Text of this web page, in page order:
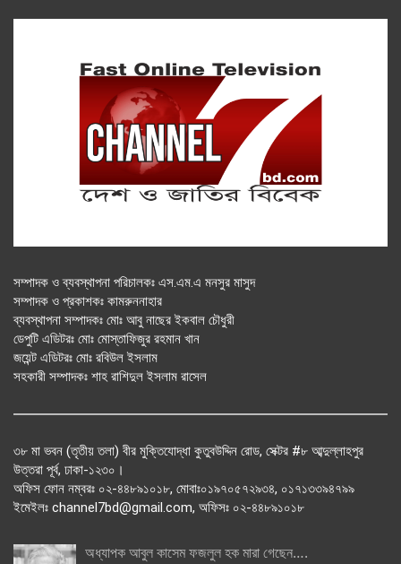
সম্পাদক ও ব্যবস্থাপনা পরিচালকঃ এস.এম.এ মনসুর মাসুদ
সম্পাদক ও প্রকাশকঃ কামরুননাহার
ব্যবস্থাপনা সম্পাদকঃ মোঃ আবু নাছের ইকবাল চৌধুরী
ডেপুটি এডিটরঃ মোঃ মোস্তাফিজুর রহমান খান
জয়েন্ট এডিটরঃ মোঃ রবিউল ইসলাম
সহকারী সম্পাদকঃ শাহ রাশিদুল ইসলাম রাসেল
৩৮ মা ভবন (তৃতীয় তলা) বীর মুক্তিযোদ্ধা কুতুবউদ্দিন রোড, সেক্টর #৮ আব্দুল্লাহপুর
উত্তরা পূর্ব, ঢাকা-১২৩০।
অফিস ফোন নম্বরঃ ০২-৪৪৮৯১০১৮, মোবাঃ০১৯৭০৫৭২৯৩৪, ০১৭১৩৩৯৪৭৯৯
ইমেইলঃ channel7bd@gmail.com, অফিসঃ ০২-৪৪৮৯১০১৮
অধ্যাপক আবুল কাসেম ফজলুল হক মারা গেছেন….